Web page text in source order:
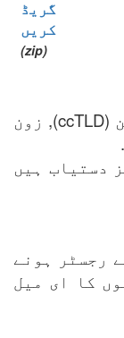
گریڈ
کریں
(zip)
.de ہے کنٹری کوڈ ٹاپ-لیول ڈومین (ccTLD), زون
16 040 440 ڈومینز دستیاب ہیں
رجسٹر ہونے
کا ای میل